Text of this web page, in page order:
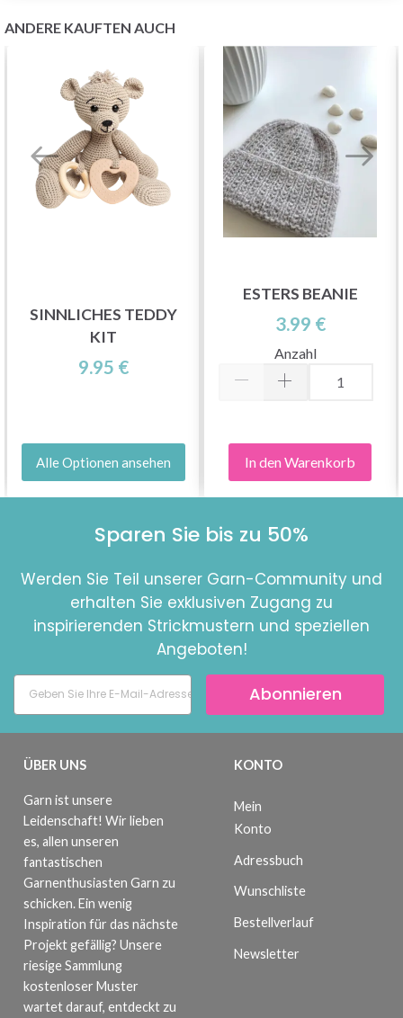
ANDERE KAUFTEN AUCH
SINNLICHES TEDDY
KIT
9.95 €
Alle Optionen ansehen
ESTERS BEANIE
3.99 €
Anzahl
In den Warenkorb
Sparen Sie bis zu 50%
Werden Sie Teil unserer Garn-Community und
erhalten Sie exklusiven Zugang zu
inspirierenden Strickmustern und speziellen
Angeboten!
Abonnieren
ÜBER UNS
Garn ist unsere
Leidenschaft! Wir lieben
es, allen unseren
fantastischen
Garnenthusiasten Garn zu
schicken. Ein wenig
Inspiration für das nächste
Projekt gefällig? Unsere
riesige Sammlung
kostenloser Muster
wartet darauf, entdeckt zu
KONTO
Mein
Konto
Adressbuch
Wunschliste
Bestellverlauf
Newsletter